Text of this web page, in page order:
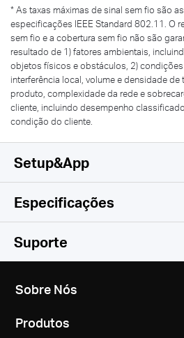
*As taxas máximas de sinal sem fio são
especificações IEEE Standard 802.11. O
sem fio e a cobertura sem fio não são
resultado de 1) fatores ambientais,
objetos físicos e obstáculos, 2)
interferência local, volume e densidade
produto, complexidade da rede e
cliente, incluindo desempenho
condição do cliente.
Setup&App
Simples e
Especificações
Wireless
IEEE 802.11ac/n/a 5 GHz, IEEE
Frequência
4,5 × 3,7 × 1,0 pol. (114 × 94 × 26
Suporte
Sobre Nós
Produtos